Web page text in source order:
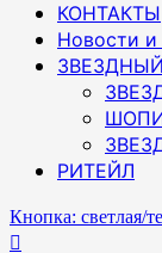
КОНТАКТЫ
Новости
РИТЕЙЛ
Кнопка: светлая/